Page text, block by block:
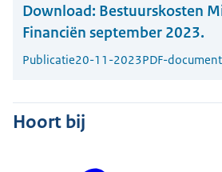
Download: Bestuurskosten
Financiën september 2023.
Publicatie20-11-2023PDF-document
Hoort bij